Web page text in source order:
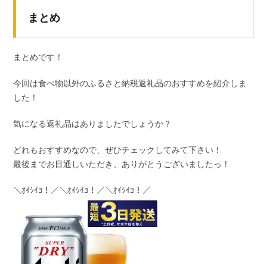
まとめ
まとめです！
今回は食べ物以外のふるさと納税返礼品のおすすめを紹介しま
した！
気になる返礼品はありましたでしょうか？
どれもおすすめなので、ぜひチェックしてみて下さい！
最後までお目通しいただき、ありがとうございましたっ！
＼ｵｲｼｲﾖ！／＼ｵｲｼｲﾖ！／＼ｵｲｼｲﾖ！／